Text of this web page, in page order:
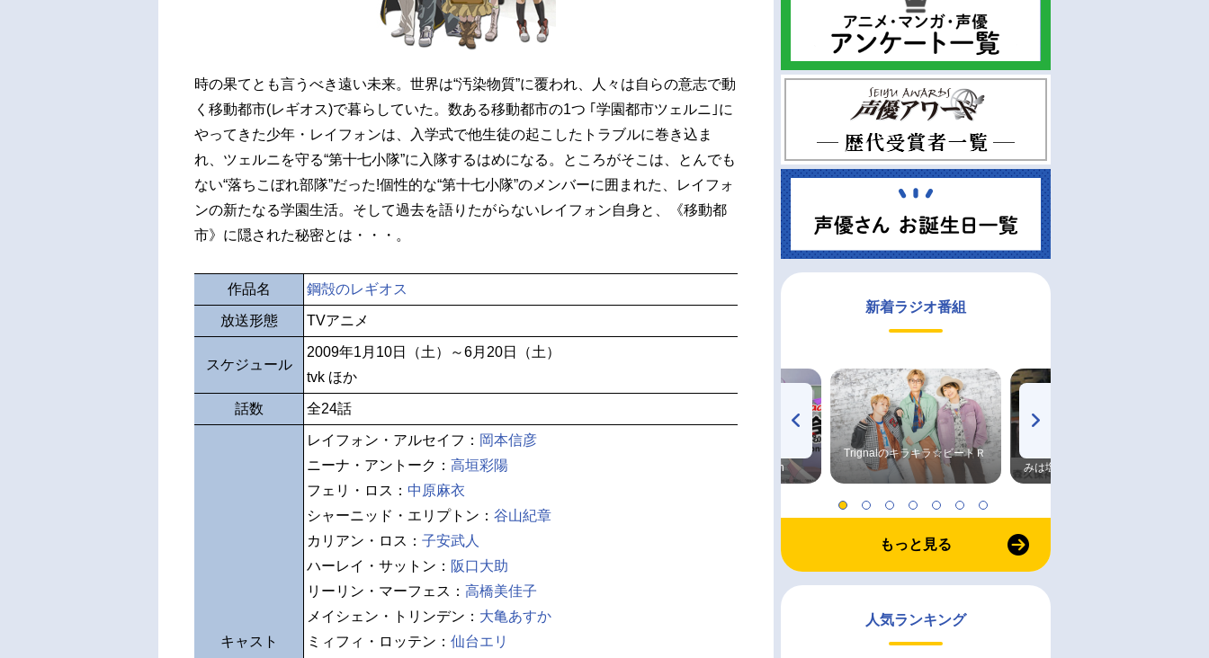
時の果てとも言うべき遠い未来。世界は“汚染物質”に覆われ、人々は自らの意志で動
く移動都市(レギオス)で暮らしていた。数ある移動都市の1つ ｢学園都市ツェルニ｣に
やってきた少年・レイフォンは、入学式で他生徒の起こしたトラブルに巻き込ま
れ、ツェルニを守る“第十七小隊”に入隊するはめになる。ところがそこは、とんでも
ない“落ちこぼれ部隊”だった!個性的な“第十七小隊”のメンバーに囲まれた、レイフォ
ンの新たなる学園生活。そして過去を語りたがらないレイフォン自身と、《移動都
市》に隠された秘密とは・・・。
作品名 鋼殻のレギオス
放送形態 TVアニメ
スケジュール
2009年1月10日（土）～6月20日（土）
tvk ほか
話数 全24話
キャスト
レイフォン・アルセイフ： 岡本信彦
ニーナ・アントーク： 高垣彩陽
フェリ・ロス： 中原麻衣
シャーニッド・エリプトン： 谷山紀章
カリアン・ロス： 子安武人
ハーレイ・サットン： 阪口大助
リーリン・マーフェス： 高橋美佳子
メイシェン・トリンデン： 大亀あすか
ミィフィ・ロッテン： 仙台エリ
新着ラジオ番組
♪ in アニメイトタイムズ
radio 大直会 2nd season
Trignalのキラキラ☆ビートＲ
みは塩だけ
もっと見る
人気ランキング